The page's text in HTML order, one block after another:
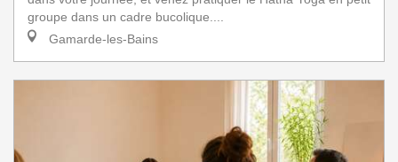
groupe dans un cadre bucolique....
Gamarde-les-Bains